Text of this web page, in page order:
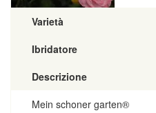
Varietà
Ibridatore
Descrizione
Mein schoner garten®